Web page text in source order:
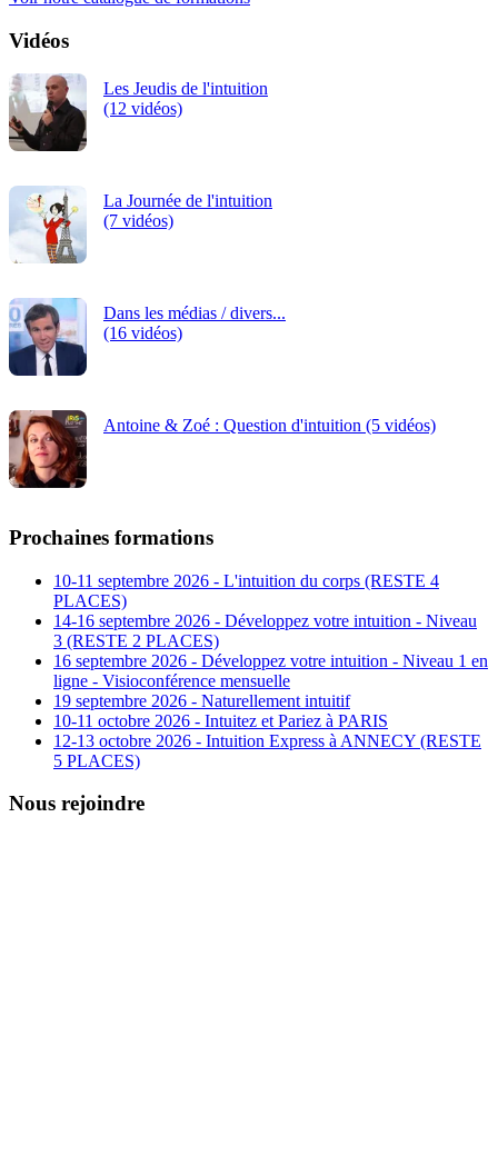
Vidéos
Les Jeudis de l'intuition
(12 vidéos)
La Journée de l'intuition
(7 vidéos)
Dans les médias / divers...
(16 vidéos)
Antoine & Zoé : Question d'intuition (5 vidéos)
Prochaines formations
10-11 septembre 2026 - L'intuition du corps (RESTE 4
PLACES)
14-16 septembre 2026 - Développez votre intuition - Niveau
3 (RESTE 2 PLACES)
16 septembre 2026 - Développez votre intuition - Niveau 1 en
ligne - Visioconférence mensuelle
19 septembre 2026 - Naturellement intuitif
10-11 octobre 2026 - Intuitez et Pariez à PARIS
12-13 octobre 2026 - Intuition Express à ANNECY (RESTE
5 PLACES)
Nous rejoindre